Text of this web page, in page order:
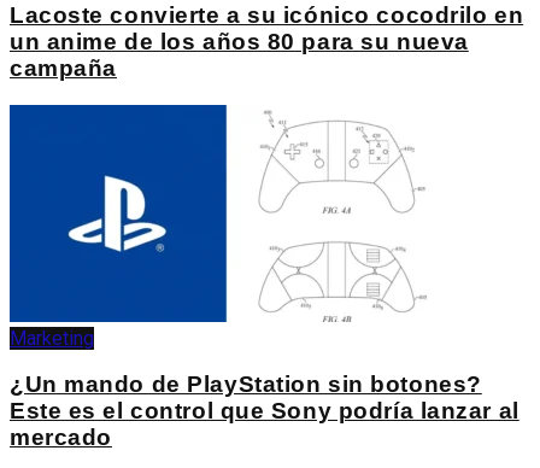
Lacoste convierte a su icónico cocodrilo en
un anime de los años 80 para su nueva
campaña
Marketing
¿Un mando de PlayStation sin botones?
Este es el control que Sony podría lanzar al
mercado